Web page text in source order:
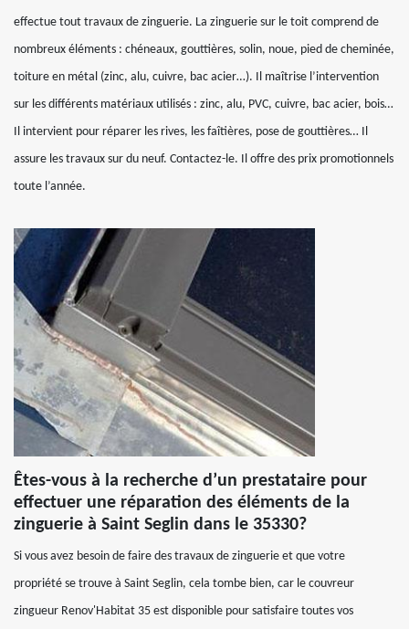
effectue tout travaux de zinguerie. La zinguerie sur le toit comprend de
nombreux éléments : chéneaux, gouttières, solin, noue, pied de cheminée,
toiture en métal (zinc, alu, cuivre, bac acier…). Il maîtrise l’intervention
sur les différents matériaux utilisés : zinc, alu, PVC, cuivre, bac acier, bois…
Il intervient pour réparer les rives, les faîtières, pose de gouttières… Il
assure les travaux sur du neuf. Contactez-le. Il offre des prix promotionnels
toute l’année.
Êtes-vous à la recherche d’un prestataire pour
effectuer une réparation des éléments de la
zinguerie à Saint Seglin dans le 35330?
Si vous avez besoin de faire des travaux de zinguerie et que votre
propriété se trouve à Saint Seglin, cela tombe bien, car le couvreur
zingueur Renov'Habitat 35 est disponible pour satisfaire toutes vos